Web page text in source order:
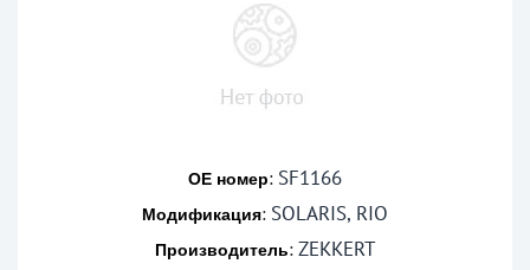
OE номер: SF1166
Модификация: SOLARIS, RIO
Производитель: ZEKKERT